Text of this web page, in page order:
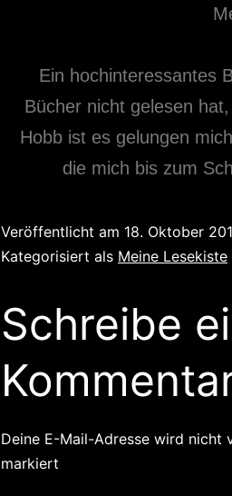
Ein hochinteressantes
Bücher nicht gelesen
Hobb ist es gelungen
die mich bis zum
Veröffentlicht am 18. Oktober
Kategorisiert als Meine Lesekiste
Schreibe
Deine E-Mail-Adresse wird nicht
markiert